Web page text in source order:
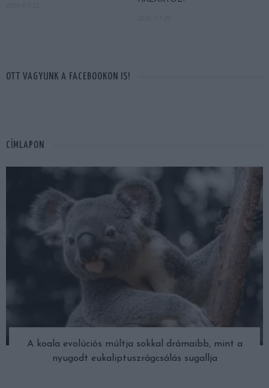
OTT VAGYUNK A FACEBOOKON IS!
CÍMLAPON
A koala evolúciós múltja sokkal drámaibb, mint a
nyugodt eukaliptuszrágcsálás sugallja